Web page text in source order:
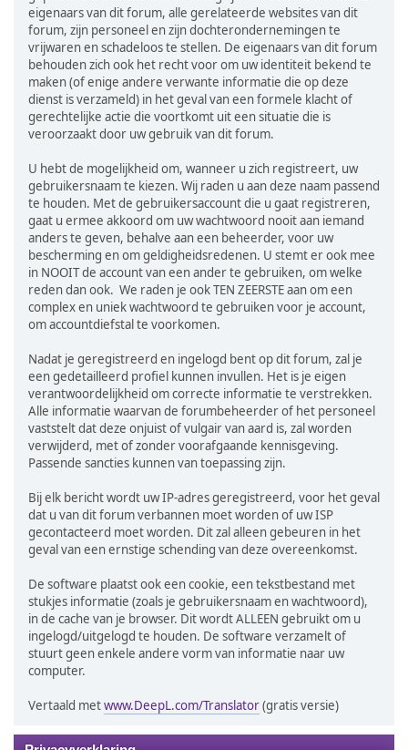
eigenaars van dit forum, alle gerelateerde websites van dit
forum, zijn personeel en zijn dochterondernemingen te
vrijwaren en schadeloos te stellen. De eigenaars van dit forum
behouden zich ook het recht voor om uw identiteit bekend te
maken (of enige andere verwante informatie die op deze
dienst is verzameld) in het geval van een formele klacht of
gerechtelijke actie die voortkomt uit een situatie die is
veroorzaakt door uw gebruik van dit forum.
U hebt de mogelijkheid om, wanneer u zich registreert, uw
gebruikersnaam te kiezen. Wij raden u aan deze naam passend
te houden. Met de gebruikersaccount die u gaat registreren,
gaat u ermee akkoord om uw wachtwoord nooit aan iemand
anders te geven, behalve aan een beheerder, voor uw
bescherming en om geldigheidsredenen. U stemt er ook mee
in NOOIT de account van een ander te gebruiken, om welke
reden dan ook. We raden je ook TEN ZEERSTE aan om een
complex en uniek wachtwoord te gebruiken voor je account,
om accountdiefstal te voorkomen.
Nadat je geregistreerd en ingelogd bent op dit forum, zal je
een gedetailleerd profiel kunnen invullen. Het is je eigen
verantwoordelijkheid om correcte informatie te verstrekken.
Alle informatie waarvan de forumbeheerder of het personeel
vaststelt dat deze onjuist of vulgair van aard is, zal worden
verwijderd, met of zonder voorafgaande kennisgeving.
Passende sancties kunnen van toepassing zijn.
Bij elk bericht wordt uw IP-adres geregistreerd, voor het geval
dat u van dit forum verbannen moet worden of uw ISP
gecontacteerd moet worden. Dit zal alleen gebeuren in het
geval van een ernstige schending van deze overeenkomst.
De software plaatst ook een cookie, een tekstbestand met
stukjes informatie (zoals je gebruikersnaam en wachtwoord),
in de cache van je browser. Dit wordt ALLEEN gebruikt om u
ingelogd/uitgelogd te houden. De software verzamelt of
stuurt geen enkele andere vorm van informatie naar uw
computer.
Vertaald metwww.DeepL.com/Translator(gratis versie)